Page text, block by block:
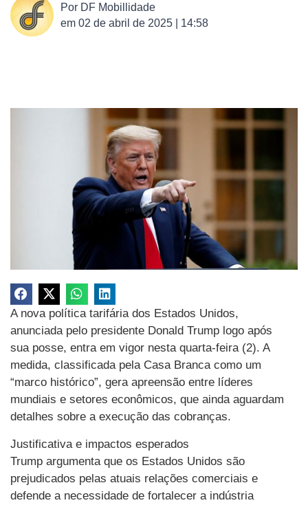
Por DF Mobillidade
em 02 de abril de 2025 | 14:58
A nova política tarifária dos Estados Unidos,
anunciada pelo presidente Donald Trump logo após
sua posse, entra em vigor nesta quarta-feira (2). A
medida, classificada pela Casa Branca como um
“marco histórico”, gera apreensão entre líderes
mundiais e setores econômicos, que ainda aguardam
detalhes sobre a execução das cobranças.
Justificativa e impactos esperados
Trump argumenta que os Estados Unidos são
prejudicados pelas atuais relações comerciais e
defende a necessidade de fortalecer a indústria